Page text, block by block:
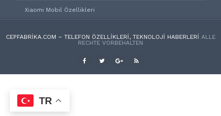
Xiaomi Mobil Özellikleri
CEPFABRIKA.COM – TELEFON ÖZELLIKLERI, TEKNOLOJI HABERLERI ALLE
RECHTE VORBEHALTEN
TR